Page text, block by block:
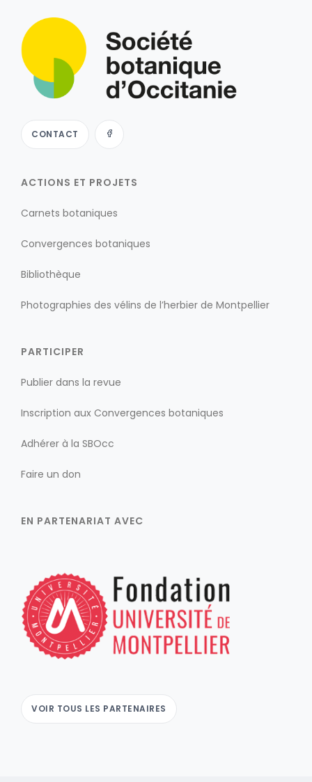
CONTACT
ACTIONS ET PROJETS
Carnets botaniques
Convergences botaniques
Bibliothèque
Photographies des vélins de l’herbier de Montpellier
PARTICIPER
Publier dans la revue
Inscription aux Convergences botaniques
Adhérer à la SBOcc
Faire un don
EN PARTENARIAT AVEC
VOIR TOUS LES PARTENAIRES